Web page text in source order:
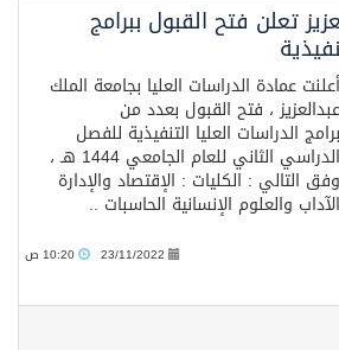
تعلن فتح القبول ببرامج
أعلنت عمادة الدراسات العليا بجامعة الملك
عبدالعزيز ، فتح القبول بعدد من
برامج الدراسات العليا التنفيذية للفصل
الدراسي الثاني للعام الجامعي 1444 هـ ،
وفق التالي : الكليات : الإقتصاد والإدارة
الآداب والعلوم الإنسانية الحاسبات ..
23/11/2022